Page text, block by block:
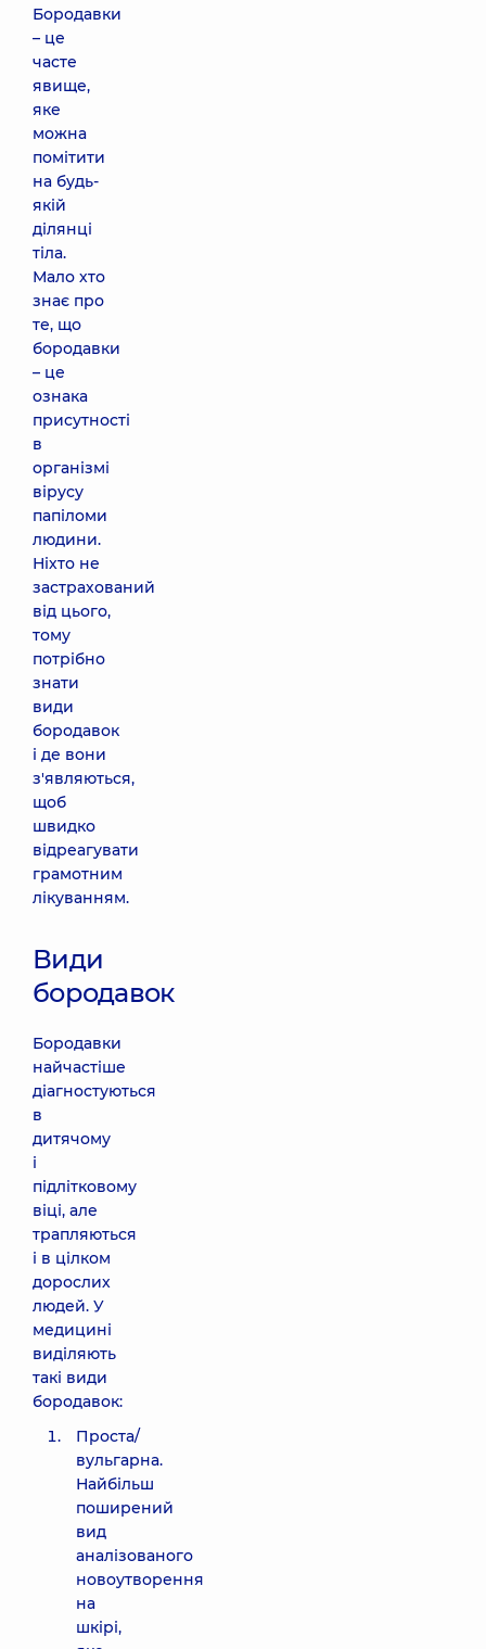
Бородавки
– це
часте
явище,
яке
можна
помітити
на будь-
якій
ділянці
тіла.
Мало хто
знає про
те, що
бородавки
– це
ознака
присутності
в
організмі
вірусу
папіломи
людини.
Ніхто не
застрахований
від цього,
тому
потрібно
знати
види
бородавок
і де вони
з'являються,
щоб
швидко
відреагувати
грамотним
лікуванням.
Види
бородавок
Бородавки
найчастіше
діагностуються
в
дитячому
і
підлітковому
віці, але
трапляються
і в цілком
дорослих
людей. У
медицині
виділяють
такі види
бородавок:
Проста/
вульгарна.
Найбільш
поширений
вид
аналізованого
новоутворення
на
шкірі,